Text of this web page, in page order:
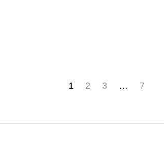
1 2 3 … 7